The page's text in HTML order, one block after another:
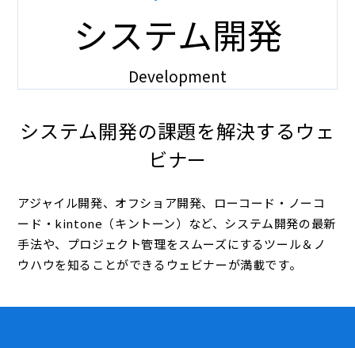
システム開発
Development
システム開発の課題を解決するウェ
ビナー
アジャイル開発、オフショア開発、ローコード・ノーコ
ード・kintone（キントーン）など、システム開発の最新
手法や、プロジェクト管理をスムーズにするツール＆ノ
ウハウを知ることができるウェビナーが満載です。